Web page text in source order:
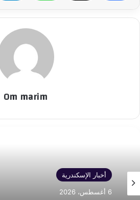
Om marim
أخبار الإسكندرية
6 أغسطس، 2026